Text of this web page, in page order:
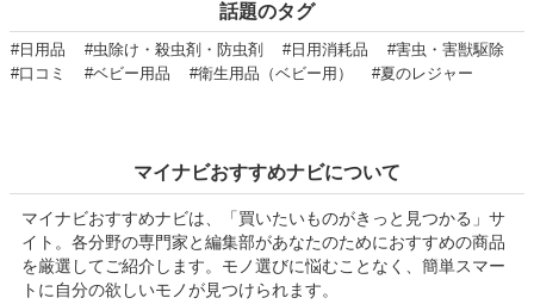
話題のタグ
#日用品 #虫除け・殺虫剤・防虫剤 #日用消耗品
#害虫・害獣駆除
#口コミ
#ベビー用品 #衛生用品（ベビー用） #夏のレジャー
マイナビおすすめナビについて
マイナビおすすめナビは、「買いたいものがきっと見つかる」サ
イト。各分野の専門家と編集部があなたのためにおすすめの商品
を厳選してご紹介します。モノ選びに悩むことなく、簡単スマー
トに自分の欲しいモノが見つけられます。